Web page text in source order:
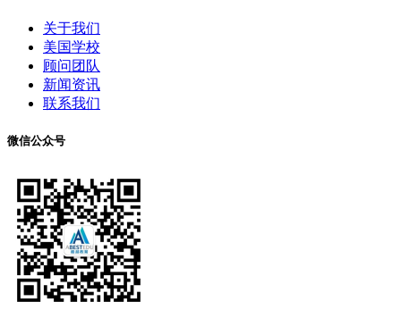
关于我们
美国学校
顾问团队
新闻资讯
联系我们
微信公众号